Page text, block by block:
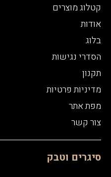
קטלוג מוצרים
אודות
בלוג
הסדרי נגישות
תקנון
מדיניות פרטיות
מפת אתר
צור קשר
סיגרים וטבק